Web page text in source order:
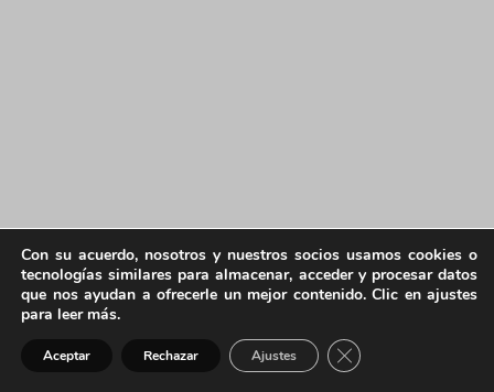
Con su acuerdo, nosotros y nuestros socios usamos cookies o
tecnologías similares para almacenar, acceder y procesar datos
que nos ayudan a ofrecerle un mejor contenido. Clic en ajustes
para leer más.
Aceptar Rechazar Ajustes Cerrar el banner de